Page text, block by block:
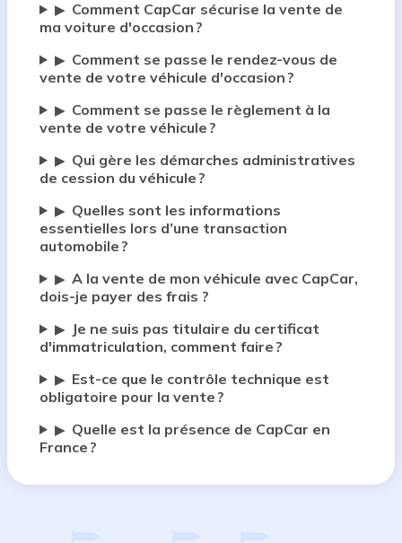
▶ Comment CapCar sécurise la vente de
ma voiture d'occasion ?
▶ Comment se passe le rendez-vous de
vente de votre véhicule d'occasion ?
▶ Comment se passe le règlement à la
vente de votre véhicule ?
▶ Qui gère les démarches administratives
de cession du véhicule ?
▶ Quelles sont les informations
essentielles lors d’une transaction
automobile ?
▶ A la vente de mon véhicule avec CapCar,
dois-je payer des frais ?
▶
Je ne suis pas titulaire du certificat
d'immatriculation, comment faire ?
▶ Est-ce que le contrôle technique est
obligatoire pour la vente ?
▶ Quelle est la présence de CapCar en
France ?